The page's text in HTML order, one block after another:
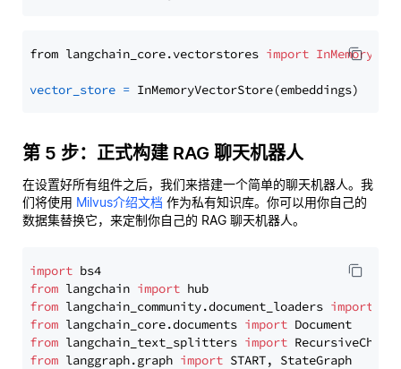
from langchain_core.vectorstores import
vector_store =
第 5 步：正式构建 RAG 聊天机器人
在设置好所有组件之后，我们来搭建一个简单的聊天机器人。我
们将使用 Milvus介绍文档 作为私有知识库。你可以用你自己的
数据集替换它，来定制你自己的 RAG 聊天机器人。
import
from langchain import
from langchain_community.document_loaders import
from langchain_core.documents import
from langchain_text_splitters import
from langgraph.graph import